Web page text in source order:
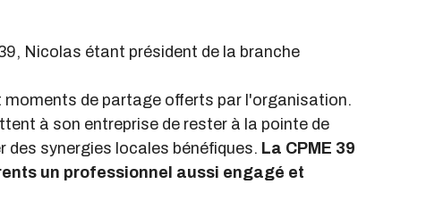
Nicolas étant président de la branche
de partage offerts par l'organisation.
à son entreprise de rester à la pointe de
des synergies locales bénéfiques. La CPME 39
un professionnel aussi engagé et